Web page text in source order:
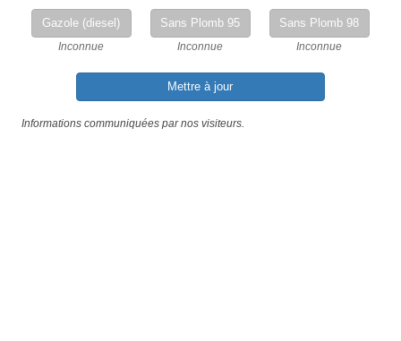
Gazole (diesel)
Inconnue
Sans Plomb 95
Inconnue
Sans Plomb 98
Inconnue
Mettre à jour
Informations communiquées par nos visiteurs.